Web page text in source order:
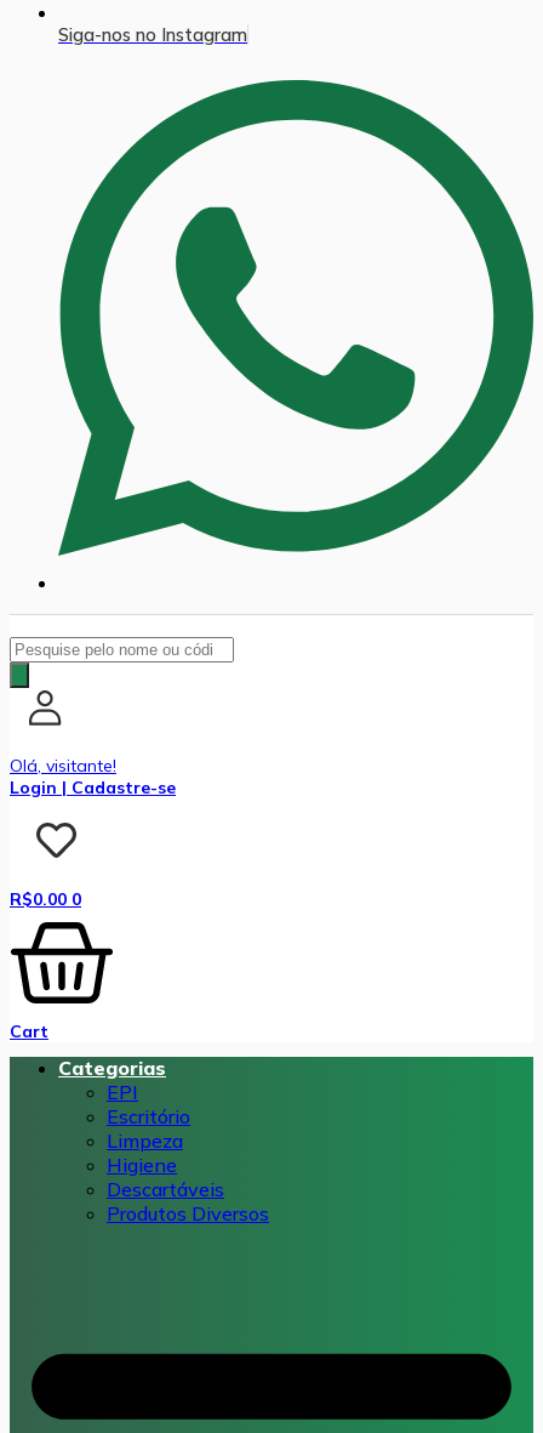
Siga-nos no Instagram
Pesquisar
produtos
Olá, visitante!
Login | Cadastre-se
R$0.00 0
Cart
Categorias
EPI
Escritório
Limpeza
Higiene
Descartáveis
Produtos Diversos